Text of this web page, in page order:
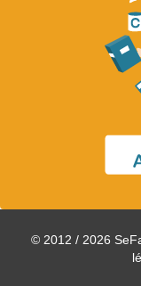
© 2012 / 2026